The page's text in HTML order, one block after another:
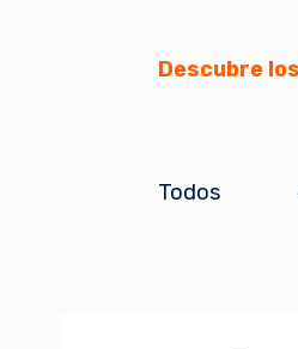
Descubre
Todos